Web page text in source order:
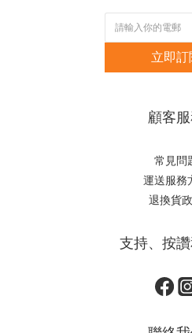
立即訂
顧客
常見問
運送服務
退換貨
支持、按